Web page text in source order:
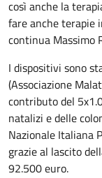
così anche la
fare anche terapie
continua Massimo
I dispositivi sono
(Associazione
contributo del
natalizi e delle
Nazionale Italiana
grazie al lascito
92.500 euro.